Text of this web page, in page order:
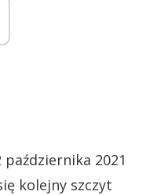
2021
kolejny szczyt